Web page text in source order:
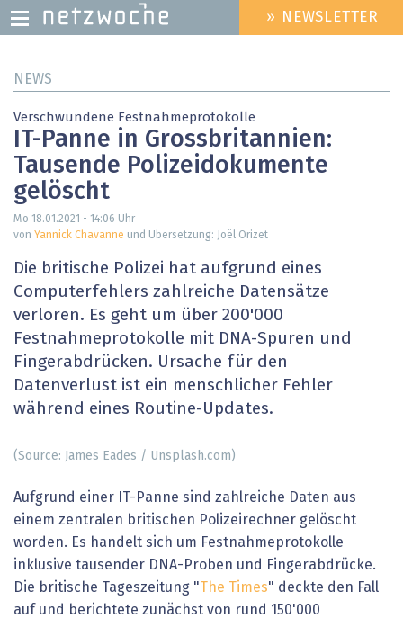
zum
HEADER
MENU
» NEWSLETTER
NEWS
Verschwundene Festnahmeprotokolle
IT-Panne in Grossbritannien:
Tausende Polizeidokumente
gelöscht
Mo 18.01.2021 - 14:06 Uhr
von Yannick Chavanne und Übersetzung: Joël Orizet
Die britische Polizei hat aufgrund eines
Computerfehlers zahlreiche Datensätze
verloren. Es geht um über 200'000
Festnahmeprotokolle mit DNA-Spuren und
Fingerabdrücken. Ursache für den
Datenverlust ist ein menschlicher Fehler
während eines Routine-Updates.
(Source: James Eades / Unsplash.com)
Aufgrund einer IT-Panne sind zahlreiche Daten aus
einem zentralen britischen Polizeirechner gelöscht
worden. Es handelt sich um Festnahmeprotokolle
inklusive tausender DNA-Proben und Fingerabdrücke.
Die britische Tageszeitung "The Times" deckte den Fall
auf und berichtete zunächst von rund 150'000